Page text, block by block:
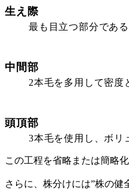
生え際
最も目立つ部分であ
中間部
2本毛を多用して密度
頭頂部
3本毛を使用し、ボリ
この工程を省略または簡略
さらに、株分けには”株の